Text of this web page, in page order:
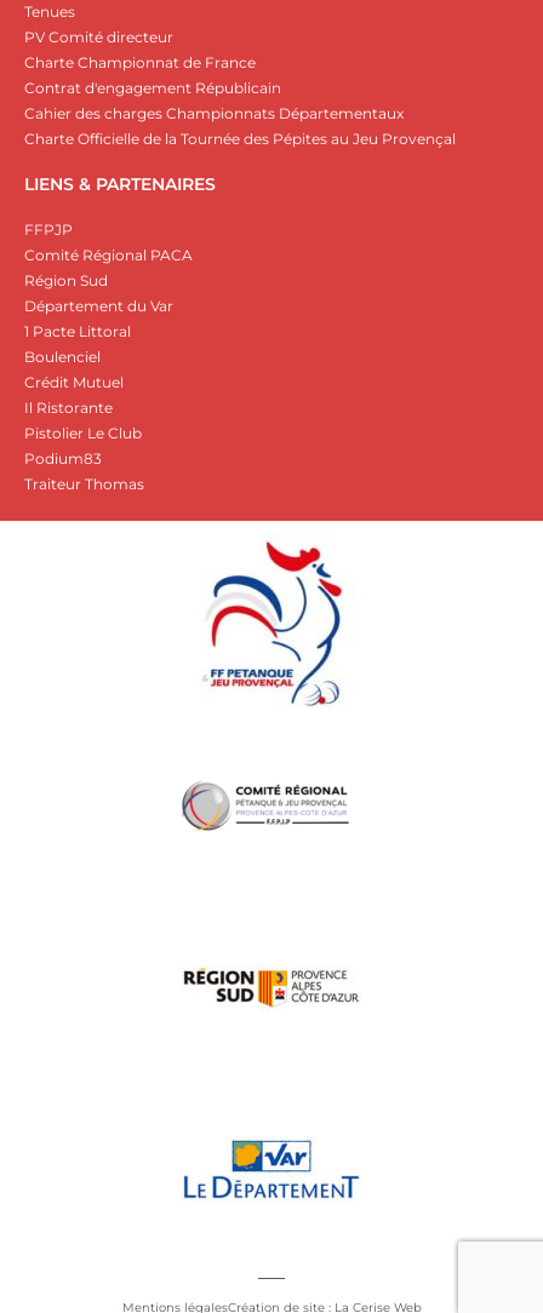
Tenues
PV Comité directeur
Charte Championnat de France
Contrat d'engagement Républicain
Cahier des charges Championnats Départementaux
Charte Officielle de la Tournée des Pépites au Jeu Provençal
LIENS & PARTENAIRES
FFPJP
Comité Régional PACA
Région Sud
Département du Var
1 Pacte Littoral
Boulenciel
Crédit Mutuel
Il Ristorante
Pistolier Le Club
Podium83
Traiteur Thomas
Mentions légalesCréation de site : La Cerise Web